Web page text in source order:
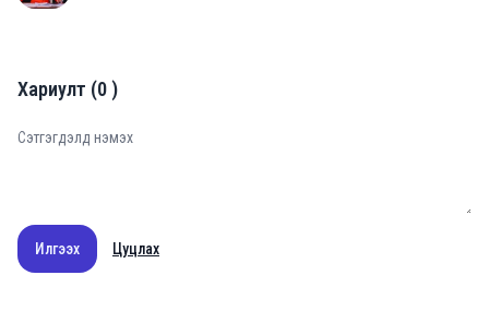
Хариулт (0)
Илгээх Цуцлах